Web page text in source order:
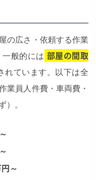
の広さ・依頼する作業
般的には 部屋の間取
れています。以下は全
業員人件費・車両費・
）。
～